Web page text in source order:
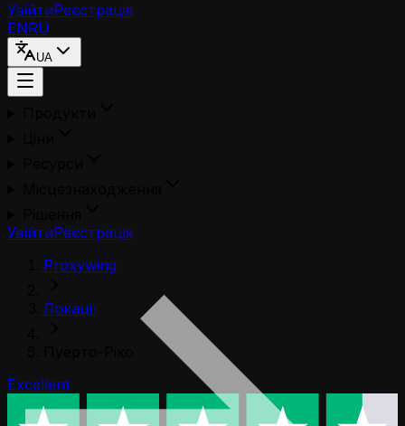
УвійтиРеєстрація
ENRU
UA
УвійтиРеєстрація
Proxywing
Локації
Excellent